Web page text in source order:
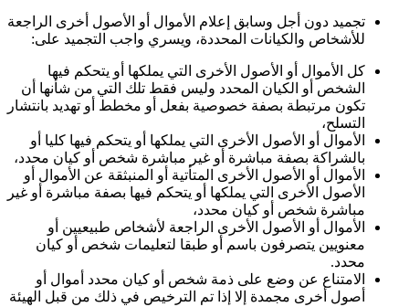
تجميد دون أجل وسابق إعلام الأموال أو الأصول أخرى الراجعة
للأشخاص والكيانات المحددة، ويسري واجب التجميد على:
كل الأموال أو الأصول الأخرى التي يملكها أو يتحكم فيها
الشخص أو الكيان المحدد وليس فقط تلك التي من شأنها أن
تكون مرتبطة بصفة خصوصية بفعل أو مخطط أو تهديد بانتشار
التسلح،
الأموال أو الأصول الأخرى التي يملكها أو يتحكم فيها كليا أو
بالشراكة بصفة مباشرة أو غير مباشرة شخص أو كيان محدد،
الأموال أو الأصول الأخرى المتأتية أو المنبثقة عن الأموال أو
الأصول الأخرى التي يملكها أو يتحكم فيها بصفة مباشرة أو غير
مباشرة شخص أو كيان محدد،
الأموال أو الأصول الأخرى الراجعة لأشخاص طبيعيين أو
معنويين يتصرفون باسم أو طبقا لتعليمات شخص أو كيان
محدد.
الامتناع عن وضع على ذمة شخص أو كيان محدد أموال أو
أصول أخرى مجمدة إلا إذا تم الترخيص في ذلك من قبل الهيئة